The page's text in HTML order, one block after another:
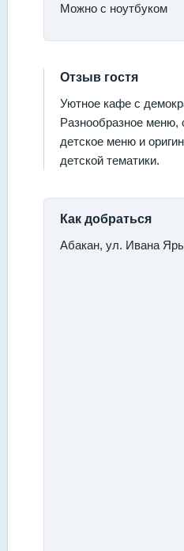
​Можно с ноутбуком
Отзыв гостя
Уютное кафе с
Разнообразное меню,
детское меню и
детской тематики.
Как добраться
Абакан, ул. Ивана